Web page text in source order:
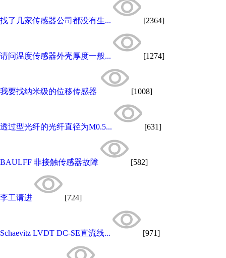
找了几家传感器公司都没有生... [2364]
请问温度传感器外壳厚度一般... [1274]
我要找纳米级的位移传感器 [1008]
透过型光纤的光纤直径为M0.5... [631]
BAULFF 非接触传感器故障 [582]
李工请进 [724]
Schaevitz LVDT DC-SE直流线... [971]